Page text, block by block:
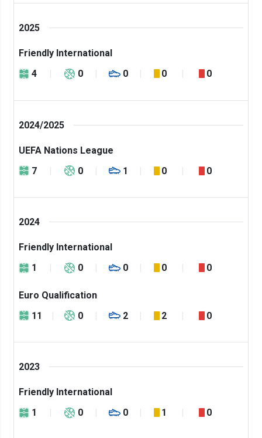
2025
Friendly International
4
0 0 0 0
2024/2025
UEFA Nations League
7
0 1 0 0
2024
Friendly International
1
0 0 0 0
Euro Qualification
11
0 2 2 0
2023
Friendly International
1
0 0 1 0